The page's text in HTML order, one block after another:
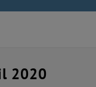
2020